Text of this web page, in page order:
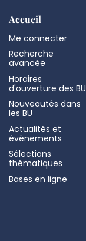
Accueil
Me connecter
Recherche
avancée
Horaires
d'ouverture des BU
Nouveautés dans
les BU
Actualités et
évènements
Sélections
thématiques
Bases en ligne